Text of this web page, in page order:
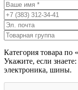
Категория товара по
Укажите, если
электроника, шины.